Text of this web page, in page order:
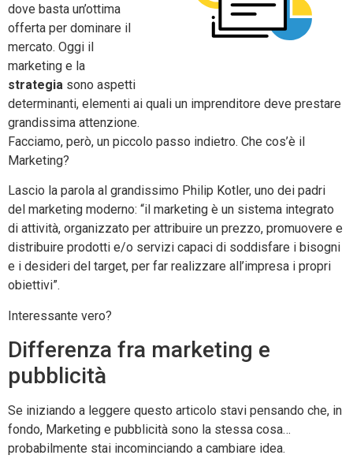
dove basta un’ottima
offerta per dominare il
mercato. Oggi il
marketing e la
strategia sono aspetti
determinanti, elementi ai quali un imprenditore deve prestare
grandissima attenzione.
Facciamo, però, un piccolo passo indietro. Che cos’è il
Marketing?
Lascio la parola al grandissimo Philip Kotler, uno dei padri
del marketing moderno: “il marketing è un sistema integrato
di attività, organizzato per attribuire un prezzo, promuovere e
distribuire prodotti e/o servizi capaci di soddisfare i bisogni
e i desideri del target, per far realizzare all’impresa i propri
obiettivi”.
Interessante vero?
Differenza fra marketing e
pubblicità
Se iniziando a leggere questo articolo stavi pensando che, in
fondo, Marketing e pubblicità sono la stessa cosa…
probabilmente stai incominciando a cambiare idea.